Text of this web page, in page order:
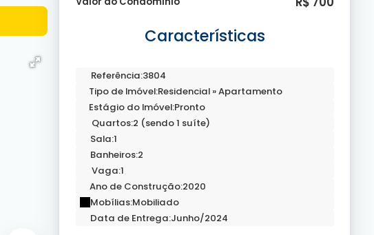
Características
Referência:3804
Tipo de Imóvel:Residencial »Apartamento
Estágio do Imóvel:Pronto
Quartos:2 (sendo 1 suíte)
Sala:1
Banheiros:2
Vaga:1
Ano de Construção:2020
Mobílias:Mobiliado
Data de Entrega:Junho/2024